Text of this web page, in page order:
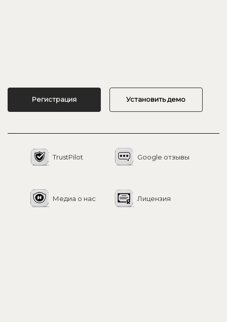
Регистрация Установить демо
TrustPilot Google отзывы
Медиа о нас Лицензия